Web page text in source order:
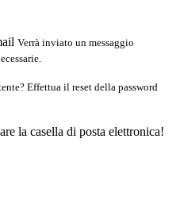
Verrà inviato un messaggio
Effettua il reset della password
la casella di posta elettronica!